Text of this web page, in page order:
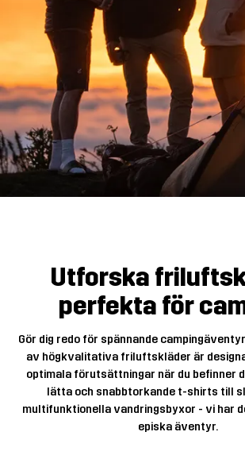
Utforska
perfekta för
Gör dig redo för spännande
av högkvalitativa friluftskläder är
optimala förutsättningar när du befinner
lätta och snabbtorkande t-shirts till
multifunktionella vandringsbyxor - vi har
episka äventyr.